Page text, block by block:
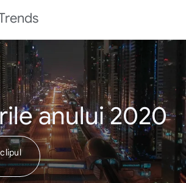
anului 2020